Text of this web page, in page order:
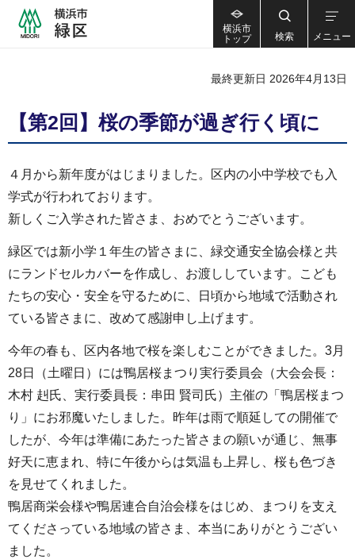
横浜市
トップ
検索 メニュー
最終更新日 2026年4月13日
【第2回】桜の季節が過ぎ行く頃に
４月から新年度がはじまりました。区内の小中学校でも入
学式が行われております。
新しくご入学された皆さま、おめでとうございます。
緑区では新小学１年生の皆さまに、緑交通安全協会様と共
にランドセルカバーを作成し、お渡ししています。こども
たちの安心・安全を守るために、日頃から地域で活動され
ている皆さまに、改めて感謝申し上げます。
今年の春も、区内各地で桜を楽しむことができました。3月
28日（土曜日）には鴨居桜まつり実行委員会（大会会長：
木村 赳氏、実行委員長：串田 賢司氏）主催の「鴨居桜まつ
り」にお邪魔いたしました。昨年は雨で順延しての開催で
したが、今年は準備にあたった皆さまの願いが通じ、無事
好天に恵まれ、特に午後からは気温も上昇し、桜も色づき
を見せてくれました。
鴨居商栄会様や鴨居連合自治会様をはじめ、まつりを支え
てくださっている地域の皆さま、本当にありがとうござい
ました。